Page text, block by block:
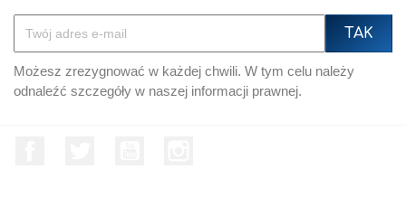
Możesz zrezygnować w każdej chwili. W tym celu należy
odnaleźć szczegóły w naszej informacji prawnej.